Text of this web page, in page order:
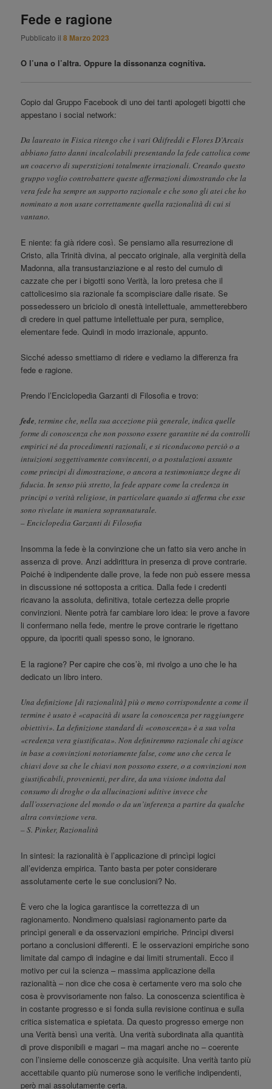
Fede e ragione
Pubblicato il8 Marzo 2023
O l’una o l’altra. Oppure la dissonanza cognitiva.
Copio dal Gruppo Facebook di uno dei tanti apologeti bigotti che
appestano i social network:
Da laureato in Fisica ritengo che i vari Odifreddi e Flores D’Arcais
abbiano fatto danni incalcolabili presentando la fede cattolica come
un coacervo di superstizioni totalmente irrazionali. Creando questo
gruppo voglio controbattere queste affermazioni dimostrando che la
vera fede ha sempre un supporto razionale e che sono gli atei che ho
nominato a non usare correttamente quella razionalità di cui si
vantano.
E niente: fa già ridere così. Se pensiamo alla resurrezione di
Cristo, alla Trinità divina, al peccato originale, alla verginità della
Madonna, alla transustanziazione e al resto del cumulo di
cazzate che per i bigotti sono Verità, la loro pretesa che il
cattolicesimo sia razionale fa scompisciare dalle risate. Se
possedessero un briciolo di onestà intellettuale, ammetterebbero
di credere in quel pattume intellettuale per pura, semplice,
elementare fede. Quindi in modo irrazionale, appunto.
Sicché adesso smettiamo di ridere e vediamo la differenza fra
fede e ragione.
Prendo l’Enciclopedia Garzanti di Filosofia e trovo:
fede, termine che, nella sua accezione più generale, indica quelle
forme di conoscenza che non possono essere garantite né da controlli
empirici né da procedimenti razionali, e si riconducono perciò o a
intuizioni soggettivamente convincenti, o a postulazioni assunte
come principi di dimostrazione, o ancora a testimonianze degne di
fiducia. In senso più stretto, la fede appare come la credenza in
principi o verità religiose, in particolare quando si afferma che esse
sono rivelate in maniera soprannaturale.
– Enciclopedia Garzanti di Filosofia
Insomma la fede è la convinzione che un fatto sia vero anche in
assenza di prove. Anzi addirittura in presenza di prove contrarie.
Poiché è indipendente dalle prove, la fede non può essere messa
in discussione né sottoposta a critica. Dalla fede i credenti
ricavano la assoluta, definitiva, totale certezza delle proprie
convinzioni. Niente potrà far cambiare loro idea: le prove a favore
li confermano nella fede, mentre le prove contrarie le rigettano
oppure, da ipocriti quali spesso sono, le ignorano.
E la ragione? Per capire che cos’è, mi rivolgo a uno che le ha
dedicato un libro intero.
Una definizione [di razionalità] più o meno corrispondente a come il
termine è usato è «capacità di usare la conoscenza per raggiungere
obiettivi». La definizione standard di «conoscenza» è a sua volta
«credenza vera giustificata». Non definiremmo razionale chi agisce
in base a convinzioni notoriamente false, come uno che cerca le
chiavi dove sa che le chiavi non possono essere, o a convinzioni non
giustificabili, provenienti, per dire, da una visione indotta dal
consumo di droghe o da allucinazioni uditive invece che
dall’osservazione del mondo o da un’inferenza a partire da qualche
altra convinzione vera.
– S. Pinker, Razionalità
In sintesi: la razionalità è l’applicazione di princìpi logici
all’evidenza empirica. Tanto basta per poter considerare
assolutamente certe le sue conclusioni? No.
È vero che la logica garantisce la correttezza di un
ragionamento. Nondimeno qualsiasi ragionamento parte da
princìpi generali e da osservazioni empiriche. Princìpi diversi
portano a conclusioni differenti. E le osservazioni empiriche sono
limitate dal campo di indagine e dai limiti strumentali. Ecco il
motivo per cui la scienza – massima applicazione della
razionalità – non dice che cosa è certamente vero ma solo che
cosa è provvisoriamente non falso. La conoscenza scientifica è
in costante progresso e si fonda sulla revisione continua e sulla
critica sistematica e spietata. Da questo progresso emerge non
una Verità bensì una verità. Una verità subordinata alla quantità
di prove disponibili e magari – ma magari anche no – coerente
con l’insieme delle conoscenze già acquisite. Una verità tanto più
accettabile quanto più numerose sono le verifiche indipendenti,
però mai assolutamente certa.